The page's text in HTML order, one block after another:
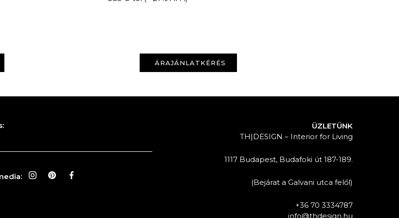
ÁRAJÁNLATKÉRÉS
ÜZLETÜNK
TH|DESIGN – Interior for Living
1117 Budapest, Budafoki út 187-189.
(Bejárat a Galvani utca felől)
+36 70 3334787
info@thdesign.hu